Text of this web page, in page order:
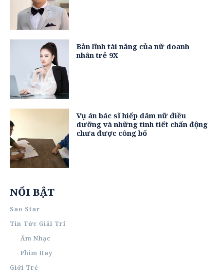
Bản lĩnh tài năng của nữ doanh
nhân trẻ 9X
Vụ án bác sĩ hiếp dâm nữ điều
dưỡng và những tình tiết chấn động
chưa được công bố
NỔI BẬT
Sao Star
Tin Tức Giải Trí
Âm Nhạc
Phim Hay
Giới Trẻ